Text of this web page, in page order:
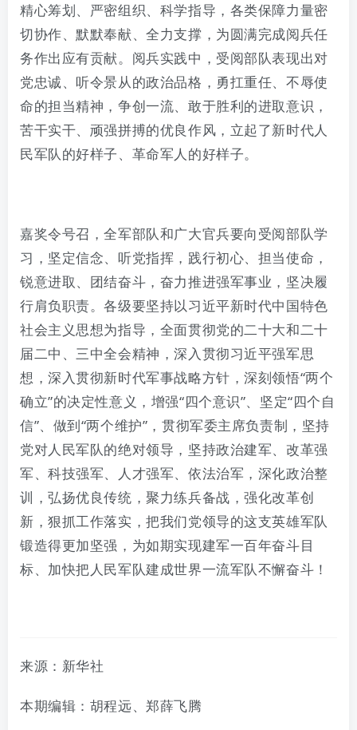
精心筹划、严密组织、科学指导，各类保障力量密
切协作、默默奉献、全力支撑，为圆满完成阅兵任
务作出应有贡献。阅兵实践中，受阅部队表现出对
党忠诚、听令景从的政治品格，勇扛重任、不辱使
命的担当精神，争创一流、敢于胜利的进取意识，
苦干实干、顽强拼搏的优良作风，立起了新时代人
民军队的好样子、革命军人的好样子。
嘉奖令号召，全军部队和广大官兵要向受阅部队学
习，坚定信念、听党指挥，践行初心、担当使命，
锐意进取、团结奋斗，奋力推进强军事业，坚决履
行肩负职责。各级要坚持以习近平新时代中国特色
社会主义思想为指导，全面贯彻党的二十大和二十
届二中、三中全会精神，深入贯彻习近平强军思
想，深入贯彻新时代军事战略方针，深刻领悟“两个
确立”的决定性意义，增强“四个意识”、坚定“四个自
信”、做到“两个维护”，贯彻军委主席负责制，坚持
党对人民军队的绝对领导，坚持政治建军、改革强
军、科技强军、人才强军、依法治军，深化政治整
训，弘扬优良传统，聚力练兵备战，强化改革创
新，狠抓工作落实，把我们党领导的这支英雄军队
锻造得更加坚强，为如期实现建军一百年奋斗目
标、加快把人民军队建成世界一流军队不懈奋斗！
来源：新华社
本期编辑：胡程远、郑薛飞腾